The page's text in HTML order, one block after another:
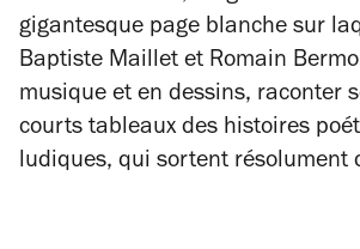
gigantesque page blanche sur
Baptiste Maillet et Romain
musique et en dessins, raconter
courts tableaux des histoires
ludiques, qui sortent résolument